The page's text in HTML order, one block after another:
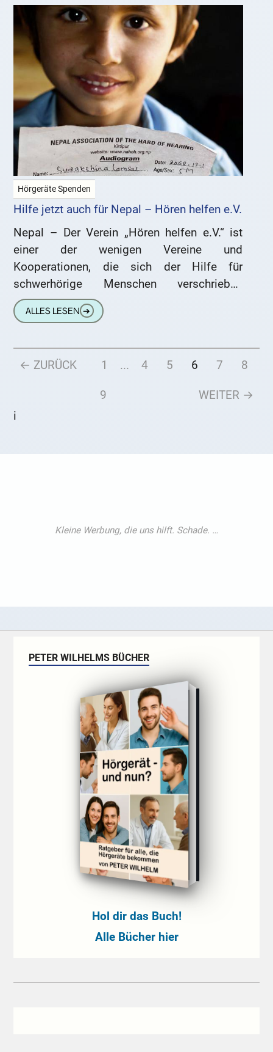
Hörgeräte Spenden
Hilfe jetzt auch für Nepal – Hören helfen e.V.
Nepal – Der Verein „Hören helfen e.V.“ ist
einer der wenigen Vereine und
Kooperationen, die sich der Hilfe für
schwerhörige Menschen verschrieben
haben. In der Vergangenheit und Zukunft
widmet sich
ALLES LESEN ➔
← ZURÜCK 1 ... 4 5 6 7 8
9
WEITER →
i
PETER WILHELMS BÜCHER
Hol dir das Buch!
Alle Bücher hier